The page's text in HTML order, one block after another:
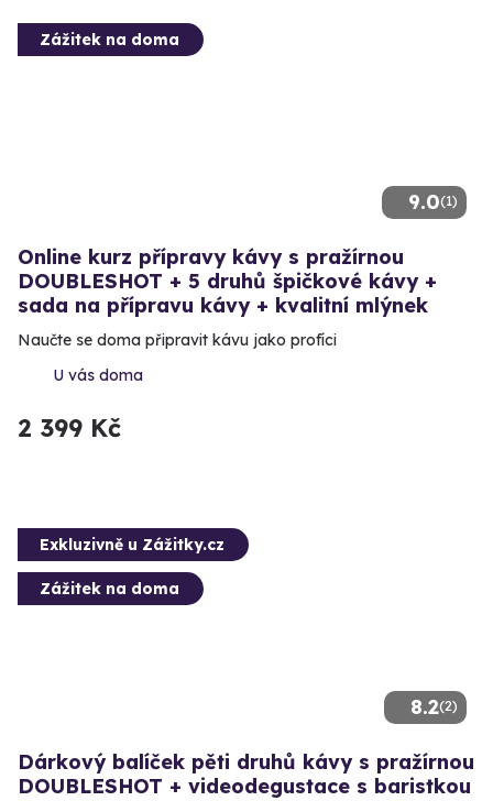
9.0(1)
Zážitek na doma
Online kurz přípravy kávy s pražírnou
DOUBLESHOT + 5 druhů špičkové kávy +
sada na přípravu kávy + kvalitní mlýnek
Naučte se doma připravit kávu jako profíci
U vás doma
2 399 Kč
8.2(2)
Exkluzivně u Zážitky.cz
Zážitek na doma
Dárkový balíček pěti druhů kávy s pražírnou
DOUBLESHOT + videodegustace s baristkou